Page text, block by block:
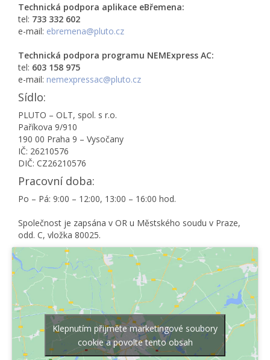
Technická podpora aplikace eBřemena:
tel: 733 332 602
e-mail: ebremena@pluto.cz
Technická podpora programu NEMExpress AC:
tel: 603 158 975
e-mail: nemexpressac@pluto.cz
Sídlo:
PLUTO – OLT, spol. s r.o.
Paříkova 9/910
190 00 Praha 9 – Vysočany
IČ: 26210576
DIČ: CZ26210576
Pracovní doba:
Po – Pá: 9:00 – 12:00, 13:00 – 16:00 hod.
Společnost je zapsána v OR u Městského soudu v Praze,
odd. C, vložka 80025.
Klepnutím přijměte marketingové soubory
cookie a povolte tento obsah